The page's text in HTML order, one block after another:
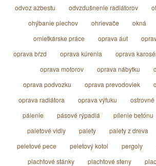
odvoz azbestu
odvzdušnenie radiátorov
ohýbanie plechov
ohrievače okná
omietkárske práce
oprava áut
oprava bŕzd
oprava kúrenia oprava
oprava motorov
oprava nábytku
oprava podvozku
oprava prevodoviek
oprava radiátora
oprava výfuku
ostrovné
pálenie
pásové rýpadlá pílenie betónu
paletové vidly
palety palety z dreva
peletové pece
peletový kotol pergoly
plachtové stánky
plachtové steny